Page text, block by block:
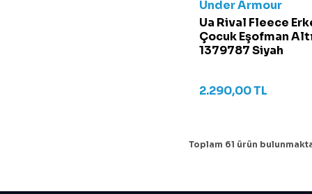
Under Armour
Ua Rival Fleece
Çocuk Eşofman
1379787 Siyah
2.290,00TL
Toplam 61 ürün